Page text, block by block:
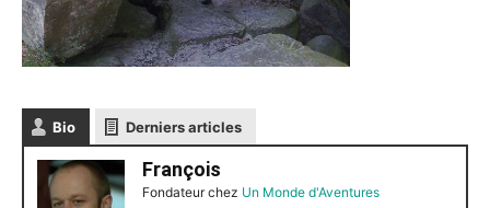
Bio Derniers articles
François
Fondateurchez Un Monde d'Aventures